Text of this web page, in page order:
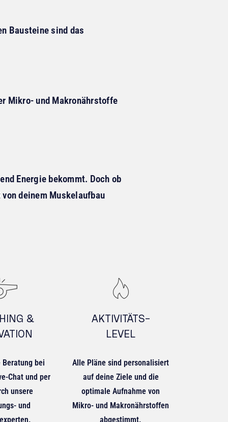
Bausteine sind das
Mikro- und Makronährstoffe
Energie bekommt. Doch ob
deinem Muskelaufbau
&
bei
Chat und per
unsere
und
AKTIVITÄTS-
LEVEL
Alle Pläne sind personalisiert
auf deine Ziele und die
optimale Aufnahme von
Mikro- und Makronährstoffen
abgestimmt.